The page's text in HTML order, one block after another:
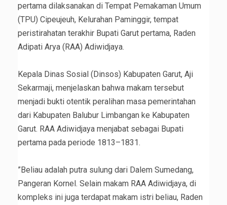
pertama dilaksanakan di Tempat Pemakaman Umum
(TPU) Cipeujeuh, Kelurahan Paminggir, tempat
peristirahatan terakhir Bupati Garut pertama, Raden
Adipati Arya (RAA) Adiwidjaya.
‎Kepala Dinas Sosial (Dinsos) Kabupaten Garut, Aji
Sekarmaji, menjelaskan bahwa makam tersebut
menjadi bukti otentik peralihan masa pemerintahan
dari Kabupaten Balubur Limbangan ke Kabupaten
Garut. RAA Adiwidjaya menjabat sebagai Bupati
pertama pada periode 1813–1831.
‎”Beliau adalah putra sulung dari Dalem Sumedang,
Pangeran Kornel. Selain makam RAA Adiwidjaya, di
kompleks ini juga terdapat makam istri beliau, Raden